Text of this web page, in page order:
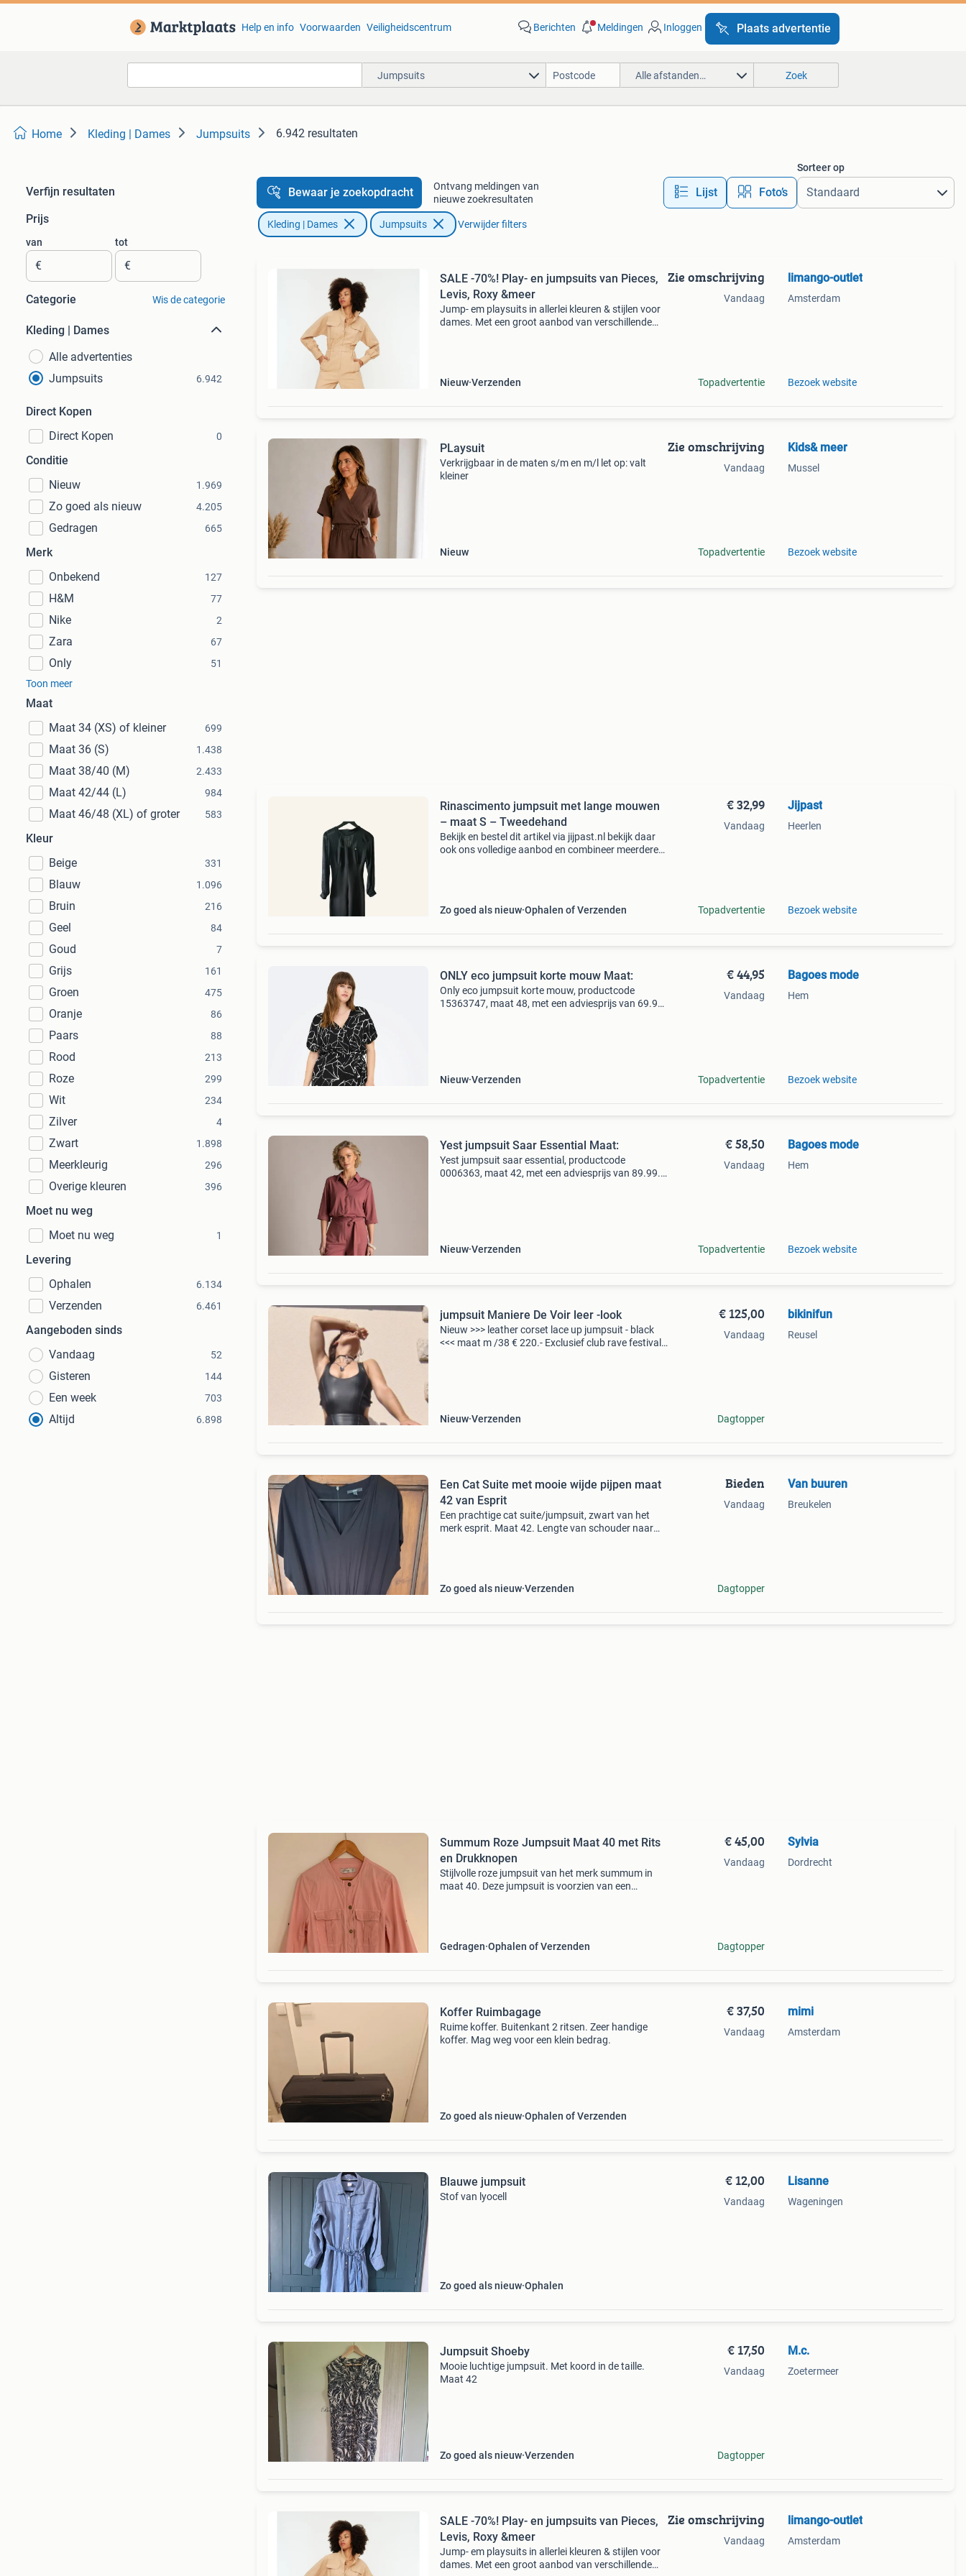
Help en info Voorwaarden Veiligheidscentrum Berichten Meldingen Inloggen Plaats advertentie
Jumpsuits Alle afstanden… Zoek
Home Kleding | Dames Jumpsuits 6.942 resultaten
Verfijn resultaten
Prijs
van
€
tot
€
Categorie Wis de categorie
Kleding | Dames
Alle advertenties
Jumpsuits
6.942
Direct Kopen
Direct Kopen
0
Conditie
Nieuw
1.969
Zo goed als nieuw 4.205
Gedragen 665
Merk
Onbekend
127
H&M 77
Nike 2
Zara 67
Only
51
Toon meer
Maat
Maat 34 (XS) of kleiner
699
Maat 36 (S) 1.438
Maat 38/40 (M) 2.433
Maat 42/44 (L) 984
Maat 46/48 (XL) of groter 583
Kleur
Beige
331
Blauw 1.096
Bruin 216
Geel 84
Goud 7
Grijs 161
Groen 475
Oranje 86
Paars 88
Rood 213
Roze 299
Wit 234
Zilver 4
Zwart 1.898
Meerkleurig 296
Overige kleuren 396
Moet nu weg
Moet nu weg
1
Levering
Ophalen
6.134
Verzenden 6.461
Aangeboden sinds
Vandaag
52
Gisteren 144
Een week 703
Altijd 6.898
Bewaar je zoekopdracht
Ontvang meldingen van
nieuwe zoekresultaten
Lijst Foto’s
Sorteer op
Kleding | Dames Jumpsuits Verwijder filters
SALE -70%! Play- en jumpsuits van Pieces,
Levis, Roxy &meer
Jump- em playsuits in allerlei kleuren & stijlen voor
dames. Met een groot aanbod van verschillende
Nieuw Verzenden
Zie omschrijving
Vandaag
Topadvertentie
limango-outlet
Amsterdam
Bezoek website
PLaysuit
Verkrijgbaar in de maten s/m en m/l let op: valt
kleiner
Nieuw
Zie omschrijving
Vandaag
Topadvertentie
Kids& meer
Mussel
Bezoek website
Rinascimento jumpsuit met lange mouwen
– maat S – Tweedehand
Bekijk en bestel dit artikel via jijpast.nl bekijk daar
ook ons volledige aanbod en combineer meerdere
Zo goed als nieuw Ophalen of Verzenden
€ 32,99
Vandaag
Topadvertentie
Jijpast
Heerlen
Bezoek website
ONLY eco jumpsuit korte mouw Maat:
Only eco jumpsuit korte mouw, productcode
15363747, maat 48, met een adviesprijs van 69.99.
Nieuw Verzenden
€ 44,95
Vandaag
Topadvertentie
Bagoes mode
Hem
Bezoek website
Yest jumpsuit Saar Essential Maat:
Yest jumpsuit saar essential, productcode
0006363, maat 42, met een adviesprijs van 89.99.
Nieuw Verzenden
€ 58,50
Vandaag
Topadvertentie
Bagoes mode
Hem
Bezoek website
jumpsuit Maniere De Voir leer -look
Nieuw >>> leather corset lace up jumpsuit - black
<<< maat m /38 € 220.- Exclusief club rave festival
Nieuw Verzenden
€ 125,00
Vandaag
Dagtopper
bikinifun
Reusel
Een Cat Suite met mooie wijde pijpen maat
42 van Esprit
Een prachtige cat suite/jumpsuit, zwart van het
merk esprit. Maat 42. Lengte van schouder naar
Zo goed als nieuw Verzenden
Bieden
Vandaag
Dagtopper
Van buuren
Breukelen
Summum Roze Jumpsuit Maat 40 met Rits
en Drukknopen
Stijlvolle roze jumpsuit van het merk summum in
maat 40. Deze jumpsuit is voorzien van een
Gedragen Ophalen of Verzenden
€ 45,00
Vandaag
Dagtopper
Sylvia
Dordrecht
Koffer Ruimbagage
Ruime koffer. Buitenkant 2 ritsen. Zeer handige
koffer. Mag weg voor een klein bedrag.
Zo goed als nieuw Ophalen of Verzenden
€ 37,50
Vandaag
mimi
Amsterdam
Blauwe jumpsuit
Stof van lyocell
Zo goed als nieuw Ophalen
€ 12,00
Vandaag
Lisanne
Wageningen
Jumpsuit Shoeby
Mooie luchtige jumpsuit. Met koord in de taille.
Maat 42
Zo goed als nieuw Verzenden
€ 17,50
Vandaag
Dagtopper
M.c.
Zoetermeer
SALE -70%! Play- en jumpsuits van Pieces,
Levis, Roxy &meer
Jump- em playsuits in allerlei kleuren & stijlen voor
dames. Met een groot aanbod van verschillende
Zie omschrijving
Vandaag
limango-outlet
Amsterdam